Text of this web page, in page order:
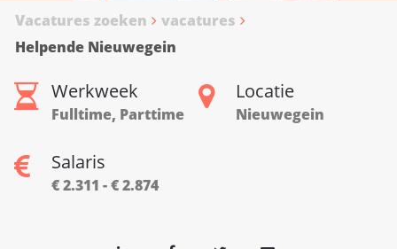
Vacatures zoeken
vacatures
Helpende Nieuwegein
Werkweek
Fulltime, Parttime
Locatie
Nieuwegein
Salaris
€ 2.311 - € 2.874